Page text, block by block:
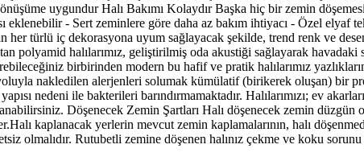
uygundur Halı Bakımı Kolaydır Başka hiç bir zemin
eklenebilir - Sert zeminlere göre daha az bakım ihtiyacı - Özel
her türlü iç dekorasyona uyum sağlayacak şekilde, trend renk ve
polyamid halılarımız, geliştirilmiş oda akustiği sağlayarak
birbirinden modern bu hafif ve pratik halılarımız
nakledilen alerjenleri solumak kümülatif (birikerek oluşan) bir
nedeni ile bakterileri barındırmamaktadır. Halılarımızı; ev
Döşenecek Zemin Şartları Halı döşenecek zemin düzgün
kaplanacak yerlerin mevcut zemin kaplamalarının, halı
olmalıdır. Rutubetli zemine döşenen halınız çekme ve koku